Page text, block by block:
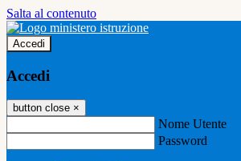
Salta al contenuto
Accedi
Accedi
button close ×
Nome Utente
Password